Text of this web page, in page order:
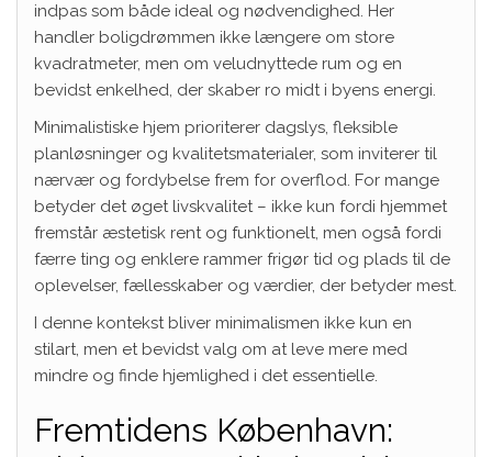
indpas som både ideal og nødvendighed. Her
handler boligdrømmen ikke længere om store
kvadratmeter, men om veludnyttede rum og en
bevidst enkelhed, der skaber ro midt i byens energi.
Minimalistiske hjem prioriterer dagslys, fleksible
planløsninger og kvalitetsmaterialer, som inviterer til
nærvær og fordybelse frem for overflod. For mange
betyder det øget livskvalitet – ikke kun fordi hjemmet
fremstår æstetisk rent og funktionelt, men også fordi
færre ting og enklere rammer frigør tid og plads til de
oplevelser, fællesskaber og værdier, der betyder mest.
I denne kontekst bliver minimalismen ikke kun en
stilart, men et bevidst valg om at leve mere med
mindre og finde hjemlighed i det essentielle.
Fremtidens København: